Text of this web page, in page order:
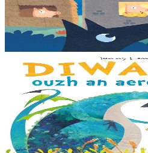
Ur wech e oa tri femoc’h bihan hag a
deiz koulskoude e voe poent da bep
savet a-ratozh evit ar vugale...
Bannoù-heol
Diwallit ouzh an aerouantez
Dreistordinal eo ti nevez Eflammez.
amezeien plijus-tre. Sur eo ?... -
al loened all dezhi. Ha...